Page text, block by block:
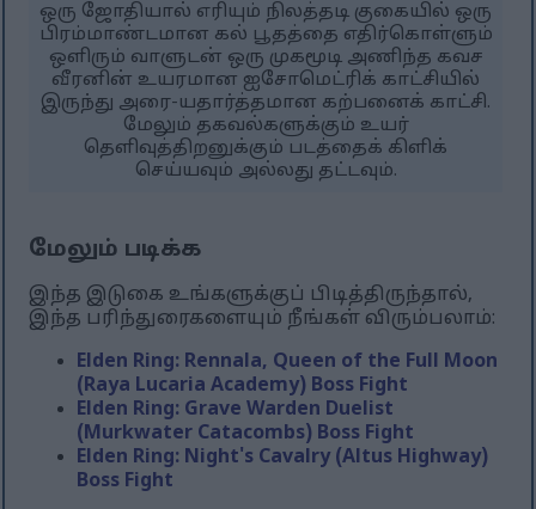
ஒரு ஜோதியால் எரியும் நிலத்தடி குகையில் ஒரு
பிரம்மாண்டமான கல் பூதத்தை எதிர்கொள்ளும்
ஒளிரும் வாளுடன் ஒரு முகமூடி அணிந்த கவச
வீரனின் உயரமான ஐசோமெட்ரிக் காட்சியில்
இருந்து அரை-யதார்த்தமான கற்பனைக் காட்சி.
மேலும் தகவல்களுக்கும் உயர்
தெளிவுத்திறனுக்கும் படத்தைக் கிளிக்
செய்யவும் அல்லது தட்டவும்.
மேலும் படிக்க
இந்த இடுகை உங்களுக்குப் பிடித்திருந்தால்,
இந்த பரிந்துரைகளையும் நீங்கள் விரும்பலாம்:
Elden Ring: Rennala, Queen of the Full Moon
(Raya Lucaria Academy) Boss Fight
Elden Ring: Grave Warden Duelist
(Murkwater Catacombs) Boss Fight
Elden Ring: Night's Cavalry (Altus Highway)
Boss Fight